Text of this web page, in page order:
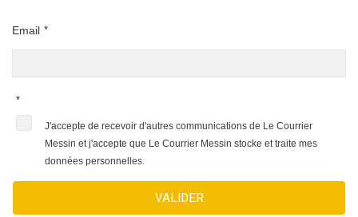
Email *
*
J'accepte de recevoir d'autres communications de Le Courrier
Messin et j'accepte que Le Courrier Messin stocke et traite mes
données personnelles.
VALIDER